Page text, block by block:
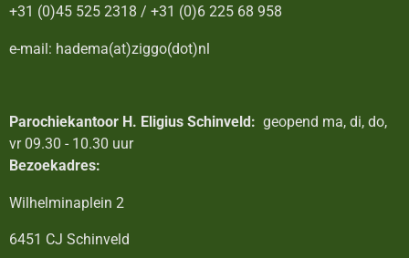
+31 (0)45 525 2318 / +31 (0)6 225 68 958
e-mail: hadema(at)ziggo(dot)nl
Parochiekantoor H. Eligius Schinveld: geopend ma, di, do,
vr 09.30 - 10.30 uur
Bezoekadres:
Wilhelminaplein 2
6451 CJ Schinveld